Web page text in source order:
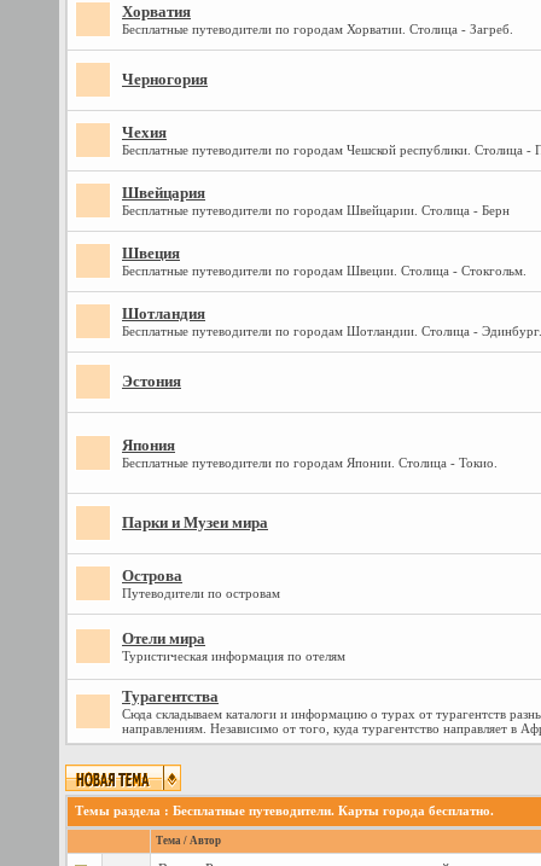
Хорватия
Бесплатные путеводители по городам Хорватии. Столица - Загреб.
Черногория
Чехия
Бесплатные путеводители по городам Чешской республики. Столица -
Швейцария
Бесплатные путеводители по городам Швейцарии. Столица - Берн
Швеция
Бесплатные путеводители по городам Швеции. Столица - Стокгольм.
Шотландия
Бесплатные путеводители по городам Шотландии. Столица - Эдинбург.
Эстония
Япония
Бесплатные путеводители по городам Японии. Столица - Токио.
Парки и Музеи мира
Острова
Путеводители по островам
Отели мира
Туристическая информация по отелям
Турагентства
Сюда складываем каталоги и информацию о турах от турагентств
направлениям. Независимо от того, куда турагентство направляет в
Темы раздела : Бесплатные путеводители. Карты города бесплатно.
Тема / Автор